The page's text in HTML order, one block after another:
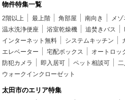
物件特集一覧
2階以上 最上階 角部屋 南向き メゾ
温水洗浄便座
浴室乾燥機 追焚きバス
インターネット無料
システムキッチン
エレベーター
宅配ボックス オートロッ
防犯カメラ
即入居可 ペット相談可
ウォークインクローゼット
太田市のエリア特集